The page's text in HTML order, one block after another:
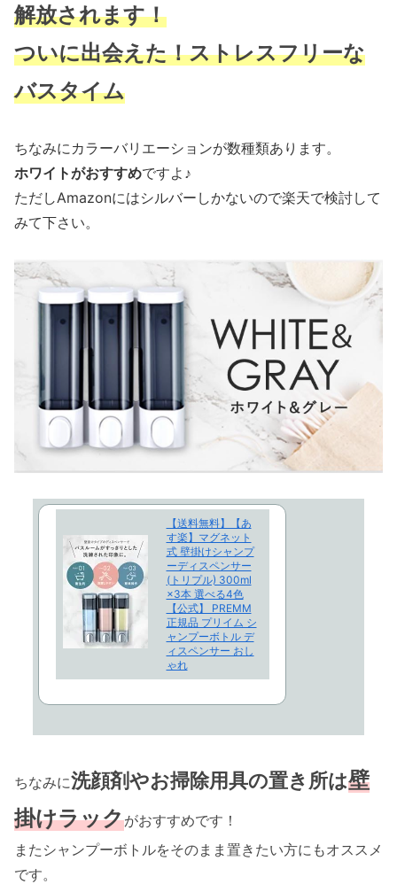
解放されます！
ついに出会えた！ストレスフリーな
バスタイム
ちなみにカラーバリエーションが数種類あります。
ホワイトがおすすめですよ♪
ただしAmazonにはシルバーしかないので楽天で検討して
みて下さい。
【送料無料】【あ
す楽】マグネット
式 壁掛けシャンプ
ーディスペンサー
(トリプル) 300ml
×3本 選べる4色
【公式】 PREMM
正規品 プリイム シ
ャンプーボトル デ
ィスペンサー おし
ゃれ
ちなみに洗顔剤やお掃除用具の置き所は壁
掛けラックがおすすめです！
またシャンプーボトルをそのまま置きたい方にもオススメ
です。